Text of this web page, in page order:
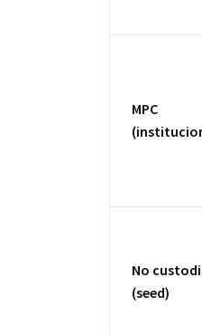
MPC
No
(seed)